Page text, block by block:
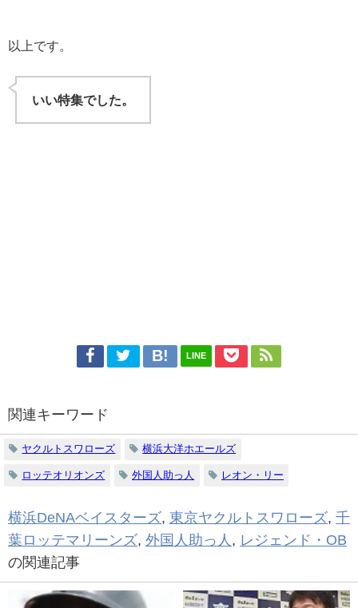
以上です。
いい特集でした。
LINE
関連キーワード
ヤクルトスワローズ 横浜大洋ホエールズ
ロッテオリオンズ 外国人助っ人 レオン・リー
横浜DeNAベイスターズ, 東京ヤクルトスワローズ, 千
葉ロッテマリーンズ, 外国人助っ人 , レジェンド・OB
の関連記事